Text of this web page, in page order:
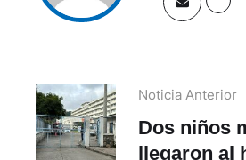
Noticia Anterior
Dos niños
llegaron al